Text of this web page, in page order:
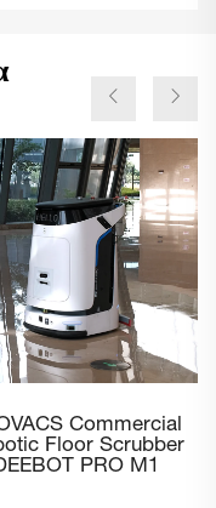
DEEBOT PRO
3D – Προηγμένο
καθαρισμού με